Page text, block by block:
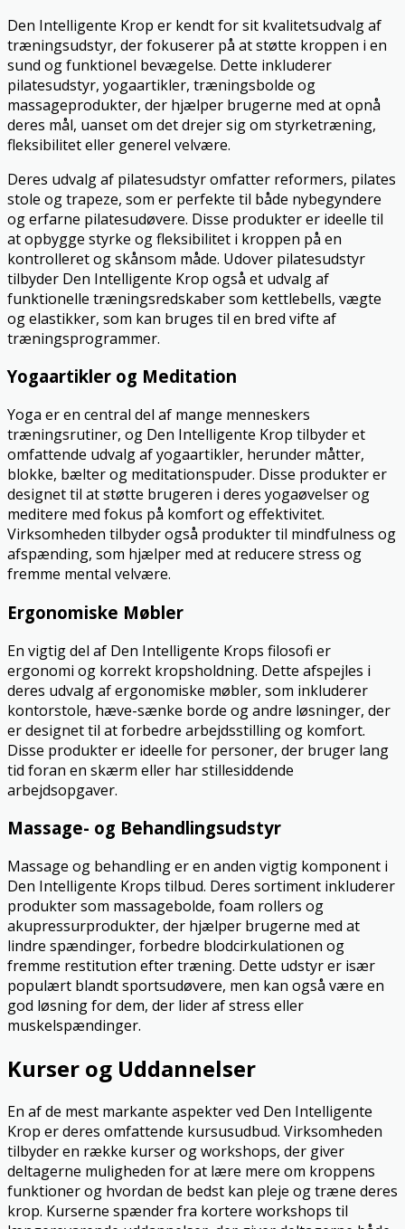
Den Intelligente Krop er kendt for sit kvalitetsudvalg af
træningsudstyr, der fokuserer på at støtte kroppen i en
sund og funktionel bevægelse. Dette inkluderer
pilatesudstyr, yogaartikler, træningsbolde og
massageprodukter, der hjælper brugerne med at opnå
deres mål, uanset om det drejer sig om styrketræning,
fleksibilitet eller generel velvære.
Deres udvalg af pilatesudstyr omfatter reformers, pilates
stole og trapeze, som er perfekte til både nybegyndere
og erfarne pilatesudøvere. Disse produkter er ideelle til
at opbygge styrke og fleksibilitet i kroppen på en
kontrolleret og skånsom måde. Udover pilatesudstyr
tilbyder Den Intelligente Krop også et udvalg af
funktionelle træningsredskaber som kettlebells, vægte
og elastikker, som kan bruges til en bred vifte af
træningsprogrammer.
Yogaartikler og Meditation
Yoga er en central del af mange menneskers
træningsrutiner, og Den Intelligente Krop tilbyder et
omfattende udvalg af yogaartikler, herunder måtter,
blokke, bælter og meditationspuder. Disse produkter er
designet til at støtte brugeren i deres yogaøvelser og
meditere med fokus på komfort og effektivitet.
Virksomheden tilbyder også produkter til mindfulness og
afspænding, som hjælper med at reducere stress og
fremme mental velvære.
Ergonomiske Møbler
En vigtig del af Den Intelligente Krops filosofi er
ergonomi og korrekt kropsholdning. Dette afspejles i
deres udvalg af ergonomiske møbler, som inkluderer
kontorstole, hæve-sænke borde og andre løsninger, der
er designet til at forbedre arbejdsstilling og komfort.
Disse produkter er ideelle for personer, der bruger lang
tid foran en skærm eller har stillesiddende
arbejdsopgaver.
Massage- og Behandlingsudstyr
Massage og behandling er en anden vigtig komponent i
Den Intelligente Krops tilbud. Deres sortiment inkluderer
produkter som massagebolde, foam rollers og
akupressurprodukter, der hjælper brugerne med at
lindre spændinger, forbedre blodcirkulationen og
fremme restitution efter træning. Dette udstyr er især
populært blandt sportsudøvere, men kan også være en
god løsning for dem, der lider af stress eller
muskelspændinger.
Kurser og Uddannelser
En af de mest markante aspekter ved Den Intelligente
Krop er deres omfattende kursusudbud. Virksomheden
tilbyder en række kurser og workshops, der giver
deltagerne muligheden for at lære mere om kroppens
funktioner og hvordan de bedst kan pleje og træne deres
krop. Kurserne spænder fra kortere workshops til